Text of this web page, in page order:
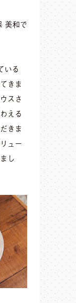
美和で
いる
きま
スさ
える
きま
ュー
し